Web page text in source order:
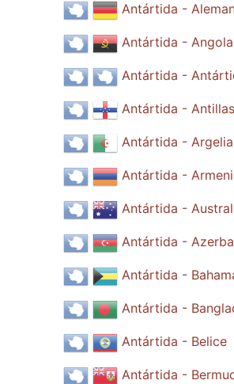
Antártida -
Antártida - Angola
Antártida -
Antártida -
Antártida - Argelia
Antártida -
Antártida -
Antártida -
Antártida -
Antártida -
Antártida - Belice
Antártida -